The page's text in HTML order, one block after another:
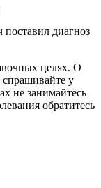
диагноз
целях. О
у
не занимайтесь
обратитесь